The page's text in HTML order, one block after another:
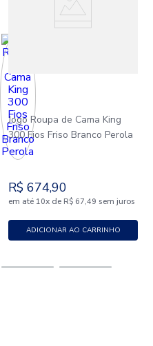
Jogo Roupa de Cama King
300 Fios Friso Branco Perola
R$ 674,90
em até 10x de R$ 67,49 sem juros
ADICIONAR AO CARRINHO